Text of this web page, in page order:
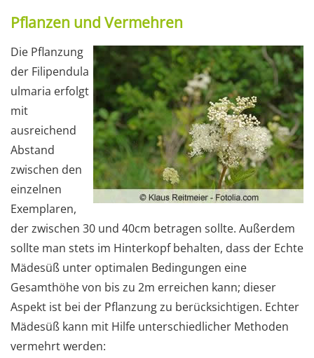
Pflanzen und Vermehren
Die Pflanzung
der Filipendula
ulmaria erfolgt
mit
ausreichend
Abstand
zwischen den
einzelnen
Exemplaren,
der zwischen 30 und 40cm betragen sollte. Außerdem
sollte man stets im Hinterkopf behalten, dass der Echte
Mädesüß unter optimalen Bedingungen eine
Gesamthöhe von bis zu 2m erreichen kann; dieser
Aspekt ist bei der Pflanzung zu berücksichtigen. Echter
Mädesüß kann mit Hilfe unterschiedlicher Methoden
vermehrt werden: